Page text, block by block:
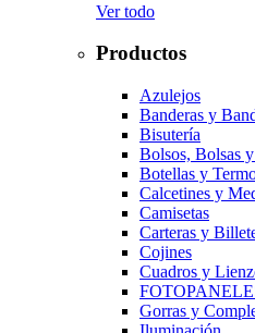
Ver todo
Productos
Azulejos
Banderas y
Bisutería
Bolsos, Bolsas
Botellas y
Calcetines y
Camisetas
Carteras y
Cojines
Cuadros y
Gorras y